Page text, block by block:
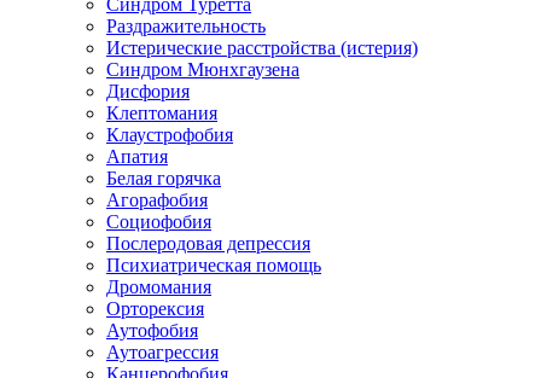
Синдром Туретта
Раздражительность
Истерические расстройства (истерия)
Синдром Мюнхгаузена
Дисфория
Клептомания
Клаустрофобия
Апатия
Белая горячка
Агорафобия
Социофобия
Послеродовая депрессия
Психиатрическая помощь
Дромомания
Орторексия
Аутофобия
Аутоагрессия
Канцерофобия